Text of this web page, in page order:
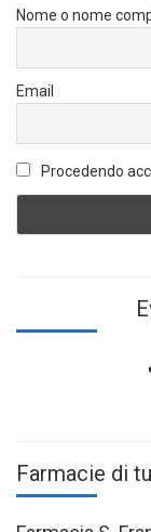
Nome o nome
Email
Procedendo
Farmacie di